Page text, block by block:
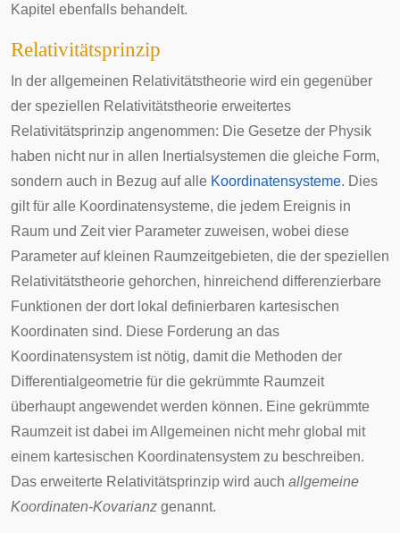
Kapitel ebenfalls behandelt.
Relativitätsprinzip
In der allgemeinen Relativitätstheorie wird ein gegenüber
der speziellen Relativitätstheorie erweitertes
Relativitätsprinzip angenommen: Die Gesetze der Physik
haben nicht nur in allen Inertialsystemen die gleiche Form,
sondern auch in Bezug auf alle Koordinatensysteme. Dies
gilt für alle Koordinatensysteme, die jedem Ereignis in
Raum und Zeit vier Parameter zuweisen, wobei diese
Parameter auf kleinen Raumzeitgebieten, die der speziellen
Relativitätstheorie gehorchen, hinreichend differenzierbare
Funktionen der dort lokal definierbaren kartesischen
Koordinaten sind. Diese Forderung an das
Koordinatensystem ist nötig, damit die Methoden der
Differentialgeometrie für die gekrümmte Raumzeit
überhaupt angewendet werden können. Eine gekrümmte
Raumzeit ist dabei im Allgemeinen nicht mehr global mit
einem kartesischen Koordinatensystem zu beschreiben.
Das erweiterte Relativitätsprinzip wird auch allgemeine
Koordinaten-Kovarianz genannt.